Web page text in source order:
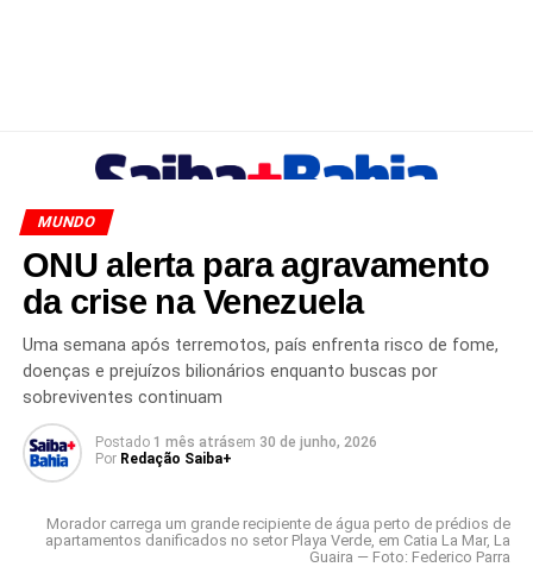
MUNDO
ONU alerta para agravamento
da crise na Venezuela
Uma semana após terremotos, país enfrenta risco de fome,
doenças e prejuízos bilionários enquanto buscas por
sobreviventes continuam
Postado 1 mês atrásem 30 de junho, 2026
Por Redação Saiba+
Morador carrega um grande recipiente de água perto de prédios de
apartamentos danificados no setor Playa Verde, em Catia La Mar, La
Guaira — Foto: Federico Parra